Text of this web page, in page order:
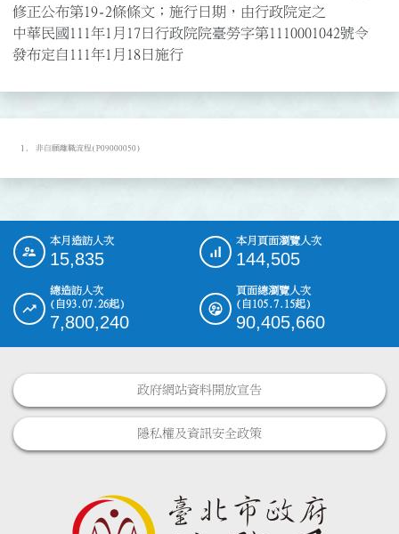
修正公布第19-2條條文；施行日期，由行政院定之
中華民國111年1月17日行政院院臺勞字第1110001042號令
發布定自111年1月18日施行
非自願離職流程(P09000050)
::: 本月造訪人次
15,835
本月頁面瀏覽人次
144,505
總造訪人次
(自93.07.26起)
7,800,240
頁面總瀏覽人次
(自105.7.15起)
90,405,660
政府網站資料開放宣告
隱私權及資訊安全政策